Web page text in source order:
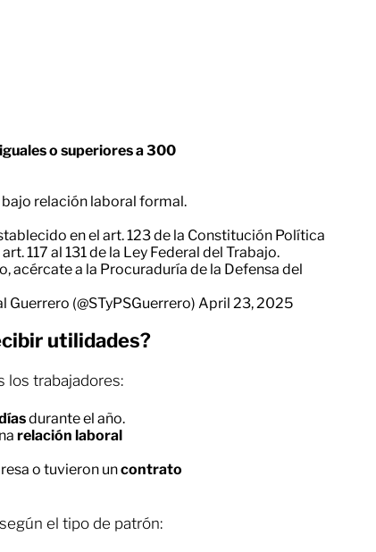
o superiores a 300
relación laboral formal.
en el art. 123 de la Constitución Política
117 al 131 de la Ley Federal del Trabajo.
acércate a la Procuraduría de la Defensa del
(@STyPSGuerrero) April 23, 2025
utilidades?
los trabajadores:
durante el año.
relación laboral
o tuvieron uncontrato
el tipo de patrón: